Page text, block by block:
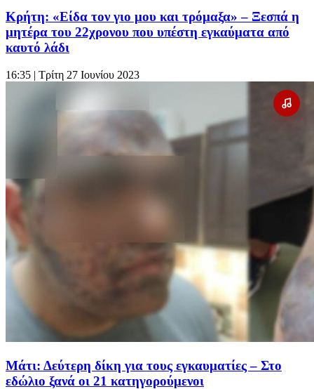
Κρήτη: «Είδα τον γιο μου και τρόμαξα» – Ξεσπά η
μητέρα του 22χρονου που υπέστη εγκαύματα από
καυτό λάδι
16:35 | Τρίτη 27 Ιουνίου 2023
Μάτι: Δεύτερη δίκη για τους εγκαυματίες – Στο
εδώλιο ξανά οι 21 κατηγορούμενοι